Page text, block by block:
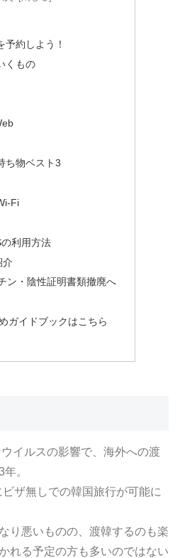
予約しよう！
くもの
ち物ベスト3
Fi
利用方法
介
ン・陰性証明書類撤廃へ
ガイドブックはこちら
イルスの影響で、海外への渡
。
ザ無しでの韓国旅行が可能に
り悪いものの、渡韓するのも楽
れる予定の方も多いのではない